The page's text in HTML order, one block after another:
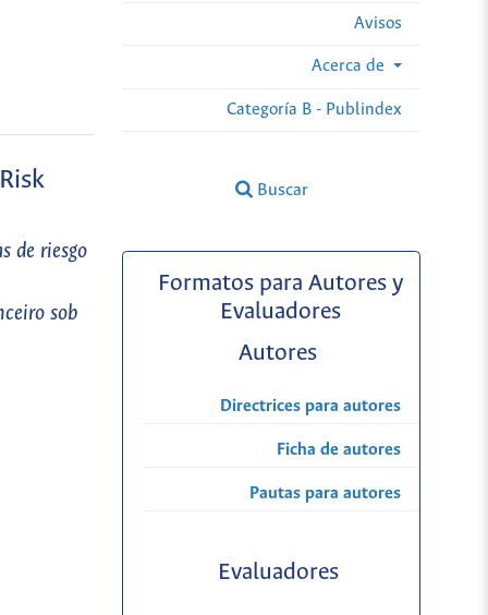
Avisos
Acerca de
Categoría B - Publindex
Buscar
de riesgo
sob
Formatos para Autores y
Evaluadores
Autores
Directrices para autores
Ficha de autores
Pautas para autores
Evaluadores